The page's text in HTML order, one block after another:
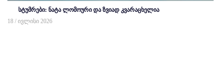
სტუმრები: ნატა ლომოური და ზვიად კვარაცხელია
18 / ივლისი 2026